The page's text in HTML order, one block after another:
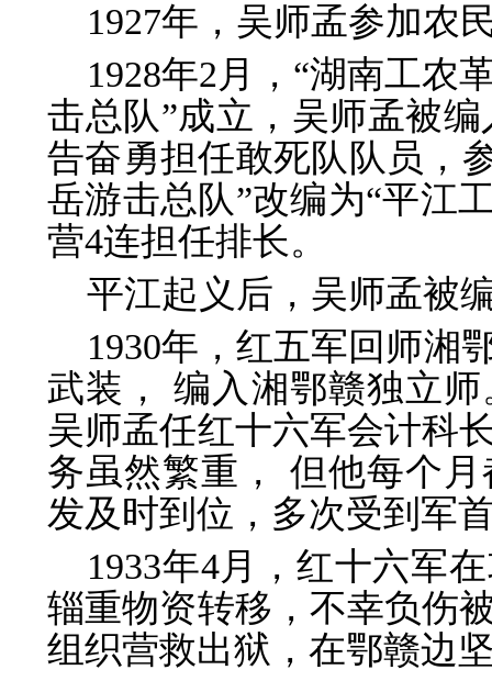
1927年，吴师孟参加农
1928年2月，“湖南工农
击总队”成立，吴师孟被
告奋勇担任敢死队队员，
岳游击总队”改编为“平江
营4连担任排长。
平江起义后，吴师孟被
1930年，红五军回师湘
武装， 编入湘鄂赣独立
吴师孟任红十六军会计科
务虽然繁重， 但他每个
发及时到位，多次受到军
1933年4月，红十六军
辎重物资转移，不幸负伤
组织营救出狱，在鄂赣边